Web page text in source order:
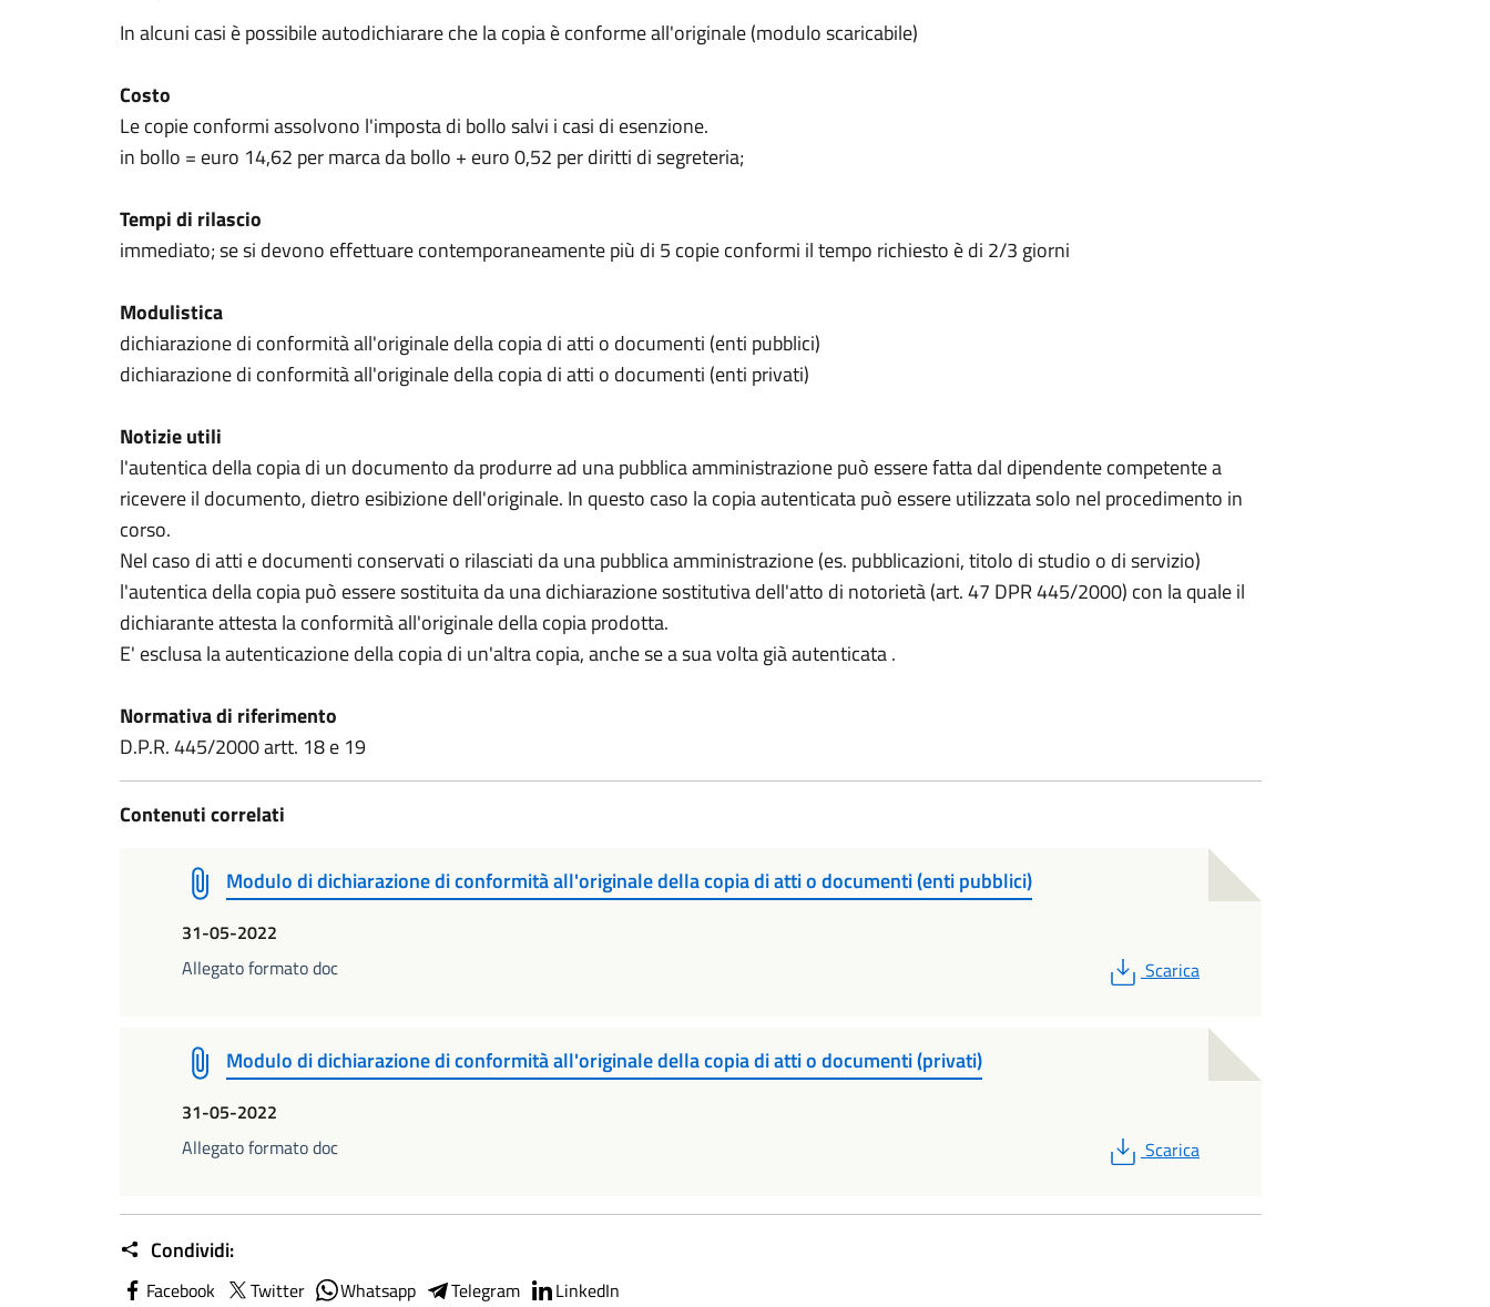
In alcuni casi è possibile autodichiarare che la copia è conforme all'originale (modulo scaricabile)
Costo
Le copie conformi assolvono l'imposta di bollo salvi i casi di esenzione.
in bollo = euro 14,62 per marca da bollo + euro 0,52 per diritti di segreteria;
Tempi di rilascio
immediato; se si devono effettuare contemporaneamente più di 5 copie conformi il tempo richiesto è di 2/3 giorni
Modulistica
dichiarazione di conformità all'originale della copia di atti o documenti (enti pubblici)
dichiarazione di conformità all'originale della copia di atti o documenti (enti privati)
Notizie utili
l'autentica della copia di un documento da produrre ad una pubblica amministrazione può essere fatta dal dipendente competente a
ricevere il documento, dietro esibizione dell'originale. In questo caso la copia autenticata può essere utilizzata solo nel procedimento in
corso.
Nel caso di atti e documenti conservati o rilasciati da una pubblica amministrazione (es. pubblicazioni, titolo di studio o di servizio)
l'autentica della copia può essere sostituita da una dichiarazione sostitutiva dell'atto di notorietà (art. 47 DPR 445/2000) con la quale il
dichiarante attesta la conformità all'originale della copia prodotta.
E' esclusa la autenticazione della copia di un'altra copia, anche se a sua volta già autenticata .
Normativa di riferimento
D.P.R. 445/2000 artt. 18 e 19
Contenuti correlati
Modulo di dichiarazione di conformità all'originale della copia di atti o documenti (enti pubblici)
31-05-2022
Allegato formato doc
PDF
Scarica
Modulo di dichiarazione di conformità all'originale della copia di atti o documenti (privati)
31-05-2022
Allegato formato doc
PDF
Scarica
Condividi:
Facebook Twitter Whatsapp Telegram LinkedIn